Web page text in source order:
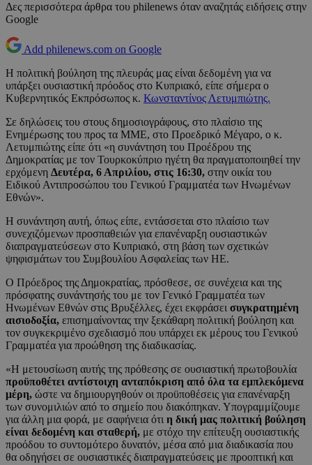
Δες περισσότερα άρθρα του philenews όταν αναζητάς ειδήσεις στην
Google
Add philenews.com on Google
Η πολιτική βούληση της πλευράς μας είναι δεδομένη για να
υπάρξει ουσιαστική πρόοδος στο Κυπριακό, είπε σήμερα ο
Κυβερνητικός Εκπρόσωπος κ. Κωνσταντίνος Λετυμπιώτης.
Σε δηλώσεις του στους δημοσιογράφους, στο πλαίσιο της
Ενημέρωσης του προς τα ΜΜΕ, στο Προεδρικό Μέγαρο, ο κ.
Λετυμπιώτης είπε ότι «η συνάντηση του Προέδρου της
Δημοκρατίας με τον Τουρκοκύπριο ηγέτη θα πραγματοποιηθεί την
ερχόμενη Δευτέρα, 6 Απριλίου, στις 16:30, στην οικία του
Ειδικού Αντιπροσώπου του Γενικού Γραμματέα των Ηνωμένων
Εθνών».
Η συνάντηση αυτή, όπως είπε, εντάσσεται στο πλαίσιο των
συνεχιζόμενων προσπαθειών για επανέναρξη ουσιαστικών
διαπραγματεύσεων στο Κυπριακό, στη βάση των σχετικών
ψηφισμάτων του Συμβουλίου Ασφαλείας των ΗΕ.
Ο Πρόεδρος της Δημοκρατίας, πρόσθεσε, σε συνέχεια και της
πρόσφατης συνάντησής του με τον Γενικό Γραμματέα των
Ηνωμένων Εθνών στις Βρυξέλλες, έχει εκφράσει συγκρατημένη
αισιοδοξία, επισημαίνοντας την ξεκάθαρη πολιτική βούληση και
τον συγκεκριμένο σχεδιασμό που υπάρχει εκ μέρους του Γενικού
Γραμματέα για προώθηση της διαδικασίας.
«Η μετουσίωση αυτής της πρόθεσης σε ουσιαστική πρωτοβουλία
προϋποθέτει αντίστοιχη ανταπόκριση από όλα τα εμπλεκόμενα
μέρη, ώστε να δημιουργηθούν οι προϋποθέσεις για επανέναρξη
των συνομιλιών από το σημείο που διακόπηκαν. Υπογραμμίζουμε
για άλλη μια φορά, με σαφήνεια ότι η δική μας πολιτική βούληση
είναι δεδομένη και σταθερή, με στόχο την επίτευξη ουσιαστικής
προόδου το συντομότερο δυνατόν, μέσα από μια διαδικασία που
θα οδηγήσει σε ουσιαστικές διαπραγματεύσεις με προοπτική και